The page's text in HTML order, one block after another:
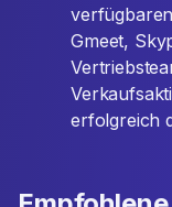
Gmeet,
erfolgreich